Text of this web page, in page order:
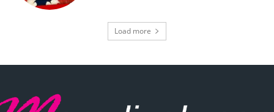
Load more